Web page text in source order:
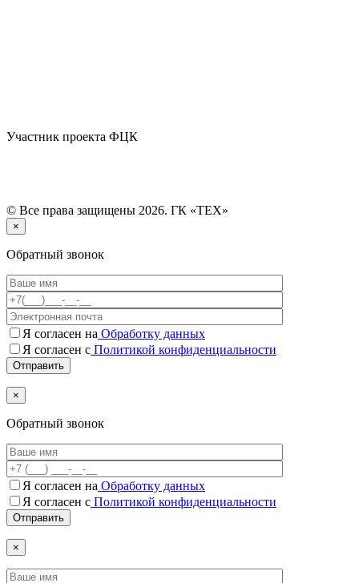
Участник проекта ФЦК
© Все права защищены 2026. ГК «ТЕХ»
×
Обратный звонок
Я согласен на Обработку данных
Я согласен с Политикой конфиденциальности
×
Обратный звонок
Я согласен на Обработку данных
Я согласен c Политикой конфиденциальности
×